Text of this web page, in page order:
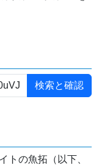
トの魚拓（以下、